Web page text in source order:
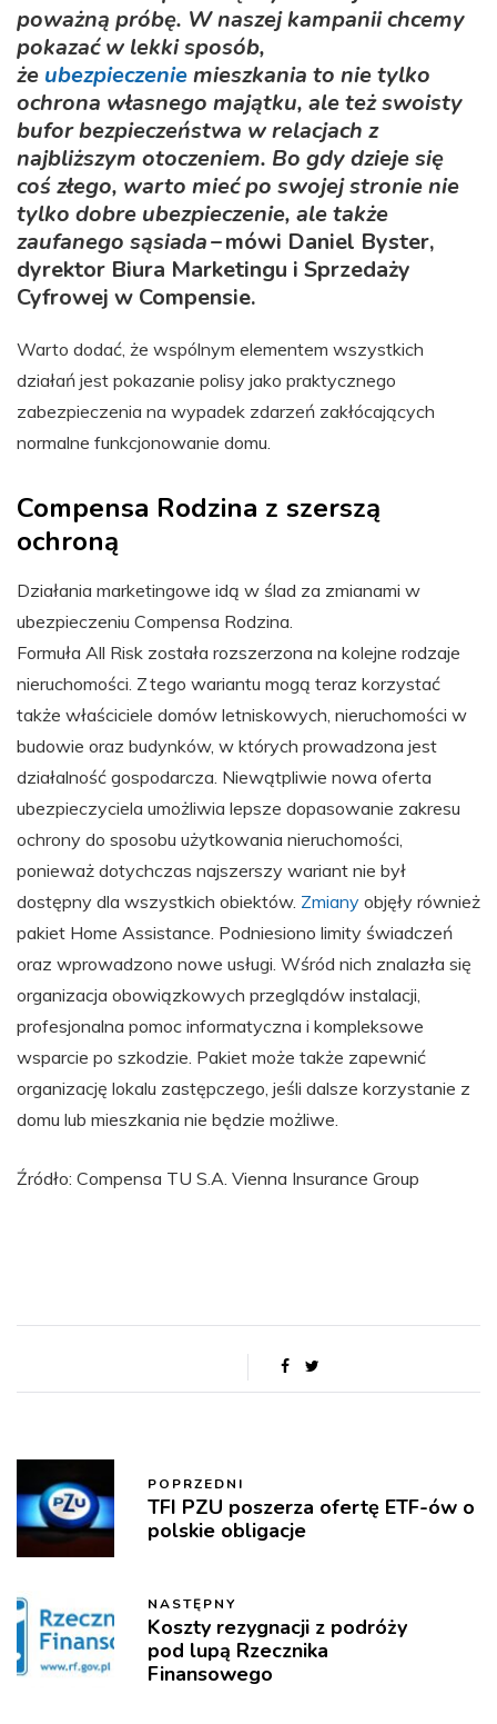
poważną próbę. W naszej kampanii chcemy
pokazać w lekki sposób,
że ubezpieczeniemieszkania to nie tylko
ochrona własnego majątku, ale też swoisty
bufor bezpieczeństwa w relacjach z
najbliższym otoczeniem. Bo gdy dzieje się
coś złego, warto mieć po swojej stronie nie
tylko dobre ubezpieczenie, ale także
zaufanego sąsiada– mówi Daniel Byster,
dyrektor Biura Marketingu i Sprzedaży
Cyfrowej w Compensie.
Warto dodać, że wspólnym elementem wszystkich
działań jest pokazanie polisy jako praktycznego
zabezpieczenia na wypadek zdarzeń zakłócających
normalne funkcjonowanie domu.
Compensa Rodzina z szerszą
ochroną
Działania marketingowe idą w ślad za zmianami w
ubezpieczeniu Compensa Rodzina.
Formuła All Risk została rozszerzona na kolejne rodzaje
nieruchomości. Z tego wariantu mogą teraz korzystać
także właściciele domów letniskowych, nieruchomości w
budowie oraz budynków, w których prowadzona jest
działalność gospodarcza. Niewątpliwie nowa oferta
ubezpieczyciela umożliwia lepsze dopasowanie zakresu
ochrony do sposobu użytkowania nieruchomości,
ponieważ dotychczas najszerszy wariant nie był
dostępny dla wszystkich obiektów. Zmiany objęły również
pakiet Home Assistance. Podniesiono limity świadczeń
oraz wprowadzono nowe usługi. Wśród nich znalazła się
organizacja obowiązkowych przeglądów instalacji,
profesjonalna pomoc informatyczna i kompleksowe
wsparcie po szkodzie. Pakiet może także zapewnić
organizację lokalu zastępczego, jeśli dalsze korzystanie z
domu lub mieszkania nie będzie możliwe.
Źródło: Compensa TU S.A. Vienna Insurance Group
POPRZEDNI
TFI PZU poszerza ofertę ETF-ów o
polskie obligacje
NASTĘPNY
Koszty rezygnacji z podróży
pod lupą Rzecznika
Finansowego